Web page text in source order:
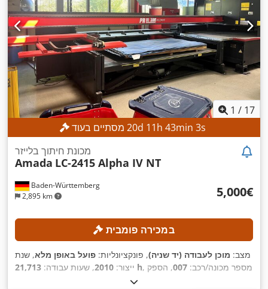
1 / 17
20d 11h 43min 1s
Baden-Württemberg
2,895 km
מכונת חיתוך בלייזר
Amada LC-2415 Alpha IV NT
‏5,000 ‏€
במכירה פומבית
מצב: מוכן לעבודה (יד שניה), פונקציונליות: פועל באופן מלא, שנת
ייצור: 2010, שעות עבודה: 21,713 h , מספר מכונה/רכב: 007, הספק
, עובי מירבי של יריעת פלדה: